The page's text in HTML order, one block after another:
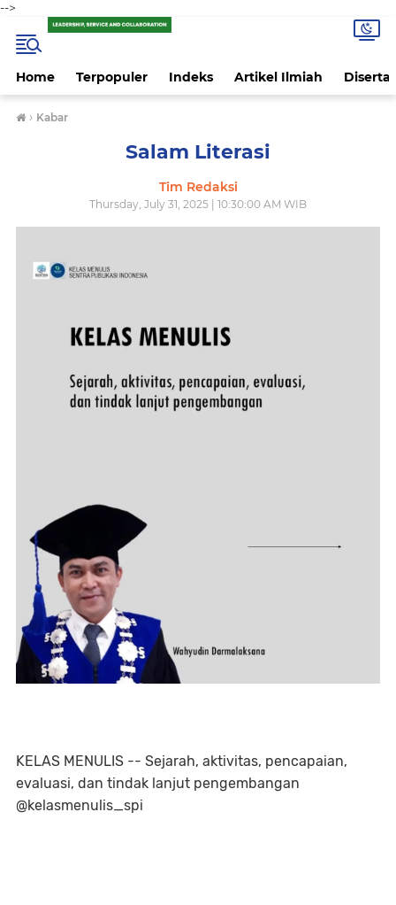
-->
Home Terpopuler Indeks Artikel Ilmiah
› Kabar
Salam Literasi
Tim Redaksi
Thursday, July 31, 2025 | 10:30:00 AM WIB
KELAS MENULIS -- Sejarah, aktivitas, pencapaian,
evaluasi, dan tindak lanjut pengembangan
@kelasmenulis_spi